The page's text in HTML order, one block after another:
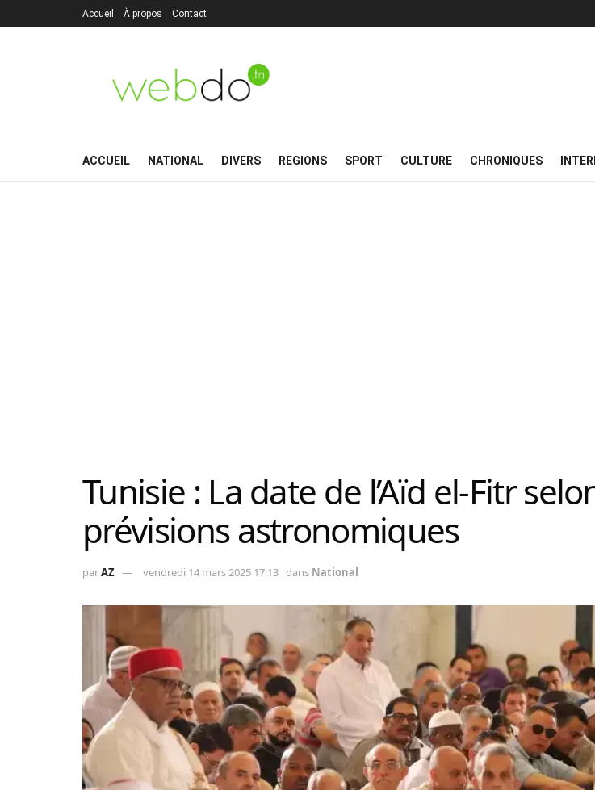
Accueil À propos Contact
ACCUEIL NATIONAL DIVERS REGIONS SPORT CULTURE CHRONIQUES
Tunisie : La date de l’Aïd el-Fitr
prévisions astronomiques
parAZ vendredi 14 mars 2025 17:13 dans National